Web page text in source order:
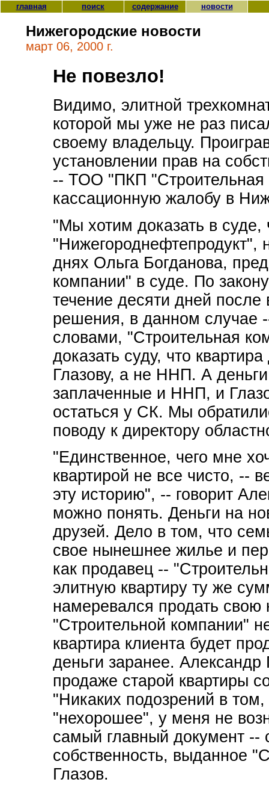
главная поиск содержание новости
Нижегородские новости
март 06, 2000 г.
Не повезло!
Видимо, элитной
которой мы уже не раз
своему владельцу.
установлении прав на
-- ТОО "ПКП "Строительная
кассационную жалобу в
"Мы хотим доказать в
"Нижегороднефтепродукт",
днях Ольга Богданова,
компании" в суде. По
течение десяти дней
решения, в данном случае
словами, "Строительная
доказать суду, что
Глазову, а не ННП. А
заплаченные и ННП, и
остаться у СК. Мы
поводу к директору
"Единственное, чего мне
квартирой не все чисто, --
эту историю", -- говорит
можно понять. Деньги на
друзей. Дело в том, что
свое нынешнее жилье и
как продавец --
элитную квартиру ту же
намеревался продать свою
"Строительной компании"
квартира клиента будет
деньги заранее.
продаже старой квартиры
"Никаких подозрений в
"нехорошее", у меня не
самый главный документ --
собственность, выданное
Глазов.